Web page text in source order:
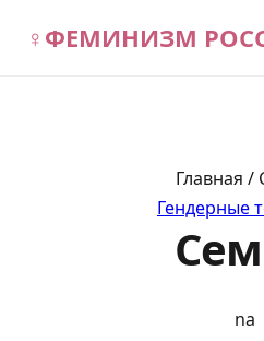
♀ ФЕМИНИЗМ
Главная /
Гендерные
na